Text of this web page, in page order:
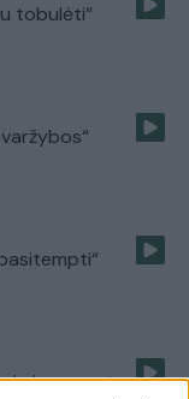
tobulėti“
ir numestus